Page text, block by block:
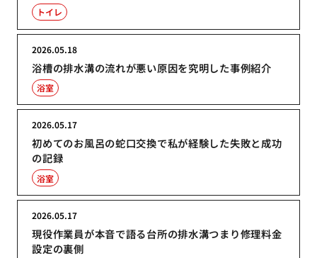
トイレ
浴槽の排水溝の流れが悪い原因を究明した事例紹介
2026.05.18
浴室
初めてのお風呂の蛇口交換で私が経験した失敗と成功
の記録
2026.05.17
浴室
現役作業員が本音で語る台所の排水溝つまり修理料金
設定の裏側
2026.05.17